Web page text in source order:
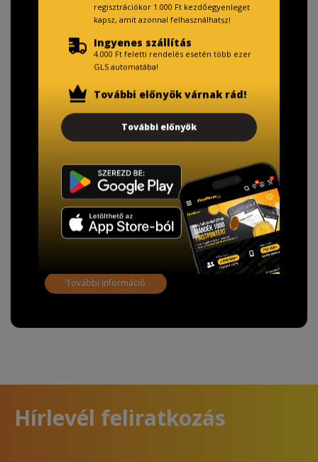
TISZTELT VÁSÁRLÓNK!
adatainak biztonsága érdekében!
A Kormány döntése alapján a kereskedő minden tartós
adathordozó termék vásárlásakor köteles ingyenes
adattörlő kódot biztosítani.
További információ
Hírlevél feliratkozás
regisztrációkor 1.000 Ft kezdőegyenleget
kapsz, amit azonnal felhasználhatsz!
Ingyenes szállítás
4.000 Ft feletti rendelés esetén több ezer
GLS automatába!
További előnyök várnak rád!
További előnyök